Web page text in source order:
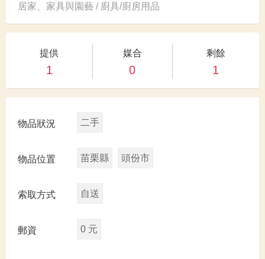
居家、家具與園藝 / 廚具/廚房用品
提供
1
媒合
0
剩餘
1
物品狀況 二手
物品位置 苗栗縣 頭份市
索取方式 自送
郵資 0 元